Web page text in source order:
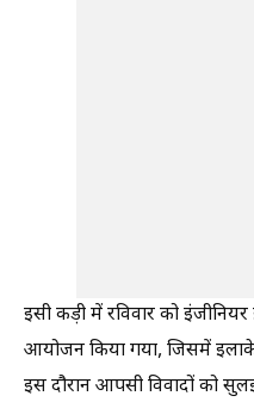
इसी कड़ी में रविवार को
आयोजन किया गया, जिसमें इलाके
इस दौरान आपसी विवादों को